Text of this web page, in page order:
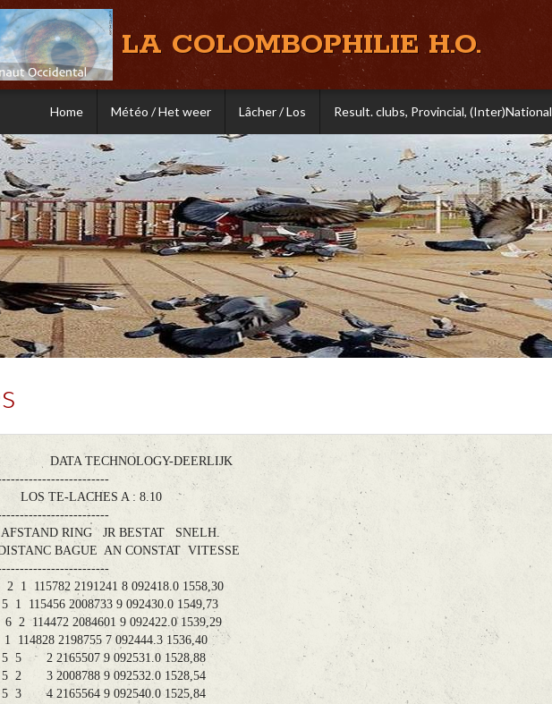
LA COLOMBOPHILIE H.O.
Home Météo / Het weer Lâcher / Los Result. clubs, Provincial, (Inter)National
TECHNOLOGY-DEERLIJK
TE-LACHES A : 8.10
RING JR BESTAT SNELH.
BAGUE AN CONSTAT VITESSE
115782 2191241 8 092418.0 1558,30
115456 2008733 9 092430.0 1549,73
114472 2084601 9 092422.0 1539,29
2198755 7 092444.3 1536,40
5 2 2165507 9 092531.0 1528,88
2 3 2008788 9 092532.0 1528,54
3 4 2165564 9 092540.0 1525,84